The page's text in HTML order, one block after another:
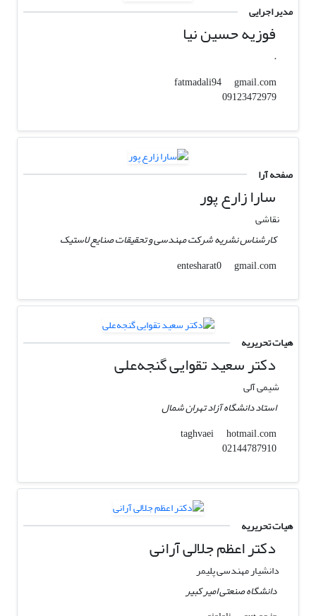
مدیر اجرایی
فوزیه حسین نیا
.
fatmadali94
gmail.com
09123472979
صفحه آرا
سارا زارع پور
نقاشی
کارشناس نشریه شرکت مهندسی و تحقیقات صنایع لاستیک
entesharat0
gmail.com
هیات تحریریه
دکتر سعید تقوایی گنجه‌علی
شیمی آلی
استاد دانشگاه آزاد تهران شمال
taghvaei
hotmail.com
02144787910
هیات تحریریه
دکتر اعظم جلالی آرانی
دانشیار مهندسی پلیمر
دانشگاه صنعتی امیر کبیر